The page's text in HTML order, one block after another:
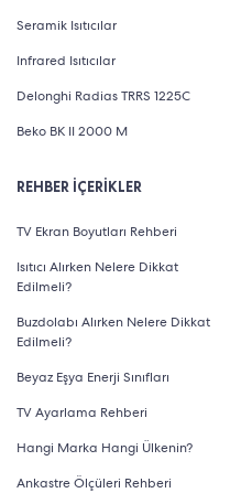
Seramik Isıtıcılar
Infrared Isıtıcılar
Delonghi Radias TRRS 1225C
Beko BK II 2000 M
REHBER İÇERİKLER
TV Ekran Boyutları Rehberi
Isıtıcı Alırken Nelere Dikkat
Edilmeli?
Buzdolabı Alırken Nelere Dikkat
Edilmeli?
Beyaz Eşya Enerji Sınıfları
TV Ayarlama Rehberi
Hangi Marka Hangi Ülkenin?
Ankastre Ölçüleri Rehberi